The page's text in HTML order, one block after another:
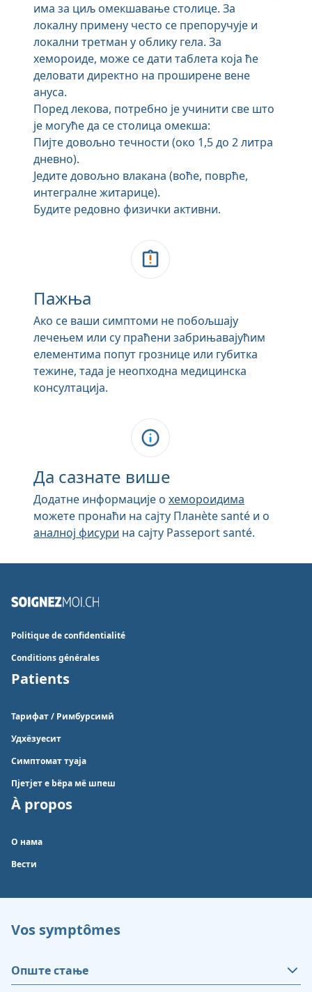
има за циљ омекшавање столице. За
локалну примену често се препоручује и
локални третман у облику гела. За
хемороиде, може се дати таблета која ће
деловати директно на проширене вене
ануса.
Поред лекова, потребно је учинити све што
је могуће да се столица омекша:
Пијте довољно течности (око 1,5 до 2 литра
дневно).
Једите довољно влакана (воће, поврће,
интегралне житарице).
Будите редовно физички активни.
Пажња
Ако се ваши симптоми не побољшају
лечењем или су праћени забрињавајућим
елементима попут грознице или губитка
тежине, тада је неопходна медицинска
консултација.
Да сазнате више
Додатне информације о хемороидима
можете пронаћи на сајту Планète santé и о
аналној фисури на сајту Passeport santé.
Politique de confidentialité
Conditions générales
Patients
Тарифат / Римбурсимӣ
Удхëзуесит
Симптомат туaја
Пјетјет е bëра мë шпеш
À propos
О нама
Вести
Vos symptômes
Опште стање